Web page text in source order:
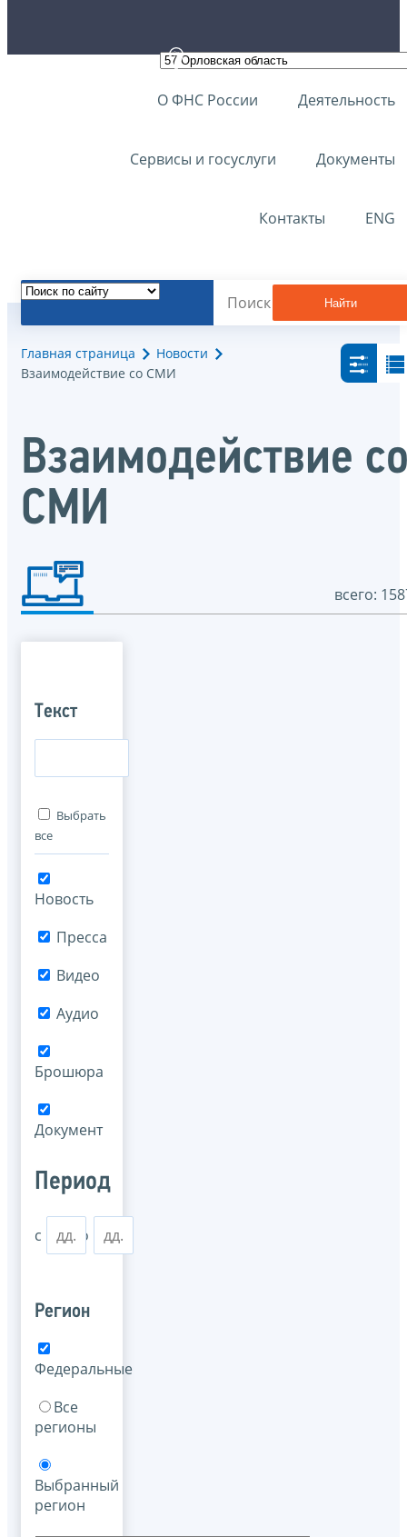
О ФНС России Деятельность
Сервисы и госуслуги Документы
Контакты ENG
Найти
Главная страница
Новости
Взаимодействие со СМИ
Взаимодействие
СМИ
всего:
Текст
Выбрать
все
Новость
Пресса
Видео
Аудио
Брошюра
Документ
Период
с по
Регион
Федеральные
Все
регионы
Выбранный
регион